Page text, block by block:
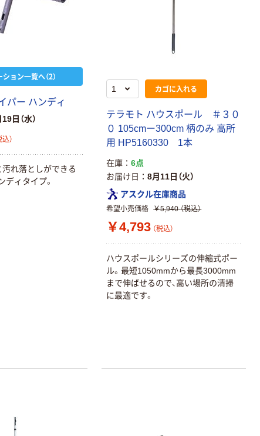
ョン一覧へ（2）
パー ハンディ
日（水）
込）
れ落としができる
ディタイプ。
カゴに入れる
テラモト ハウスポール ＃３０
０ 105cmー300cm 柄のみ 高所
用 HP5160330 1本
在庫
6点
お届け日
8月11日（火）
アスクル在庫商品
希望小売価格 ￥5,940 （税込）
￥4,793 （税込）
ハウスポールシリーズの伸縮式ポー
ル。最短1050mmから最長3000mm
まで伸ばせるので、高い場所の清掃
に最適です。
本気プライス
キングジム テプ
プ 白ラベル
12mm幅 （黒文
字）
￥914~ （税込）